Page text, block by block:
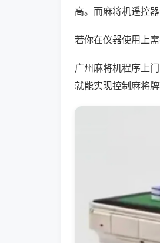
高。而麻将机遥控
若你在仪器使用上
广州麻将机程序上
就能实现控制麻将